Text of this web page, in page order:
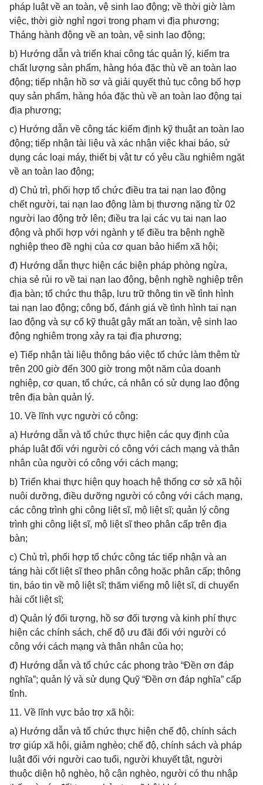
pháp luật về an toàn, vệ sinh lao động; về thời giờ làm
việc, thời giờ nghỉ ngơi trong phạm vi địa phương;
Tháng hành động về an toàn, vệ sinh lao động;
b) Hướng dẫn và triển khai công tác quản lý, kiểm tra
chất lượng sản phẩm, hàng hóa đặc thù về an toàn lao
động; tiếp nhận hồ sơ và giải quyết thủ tục công bố hợp
quy sản phẩm, hàng hóa đặc thù về an toàn lao động tại
địa phương;
c) Hướng dẫn về công tác kiểm định kỹ thuật an toàn lao
động; tiếp nhận tài liệu và xác nhận việc khai báo, sử
dụng các loại máy, thiết bị vật tư có yêu cầu nghiêm ngặt
về an toàn lao động;
d) Chủ trì, phối hợp tổ chức điều tra tai nạn lao động
chết người, tai nạn lao động làm bị thương nặng từ 02
người lao động trở lên; điều tra lại các vụ tai nạn lao
động và phối hợp với ngành y tế điều tra bệnh nghề
nghiệp theo đề nghị của cơ quan bảo hiểm xã hội;
đ) Hướng dẫn thực hiện các biện pháp phòng ngừa,
chia sẻ rủi ro về tai nạn lao động, bệnh nghề nghiệp trên
địa bàn; tổ chức thu thập, lưu trữ thông tin về tình hình
tai nạn lao động; công bố, đánh giá về tình hình tai nạn
lao động và sự cố kỹ thuật gây mất an toàn, vệ sinh lao
động nghiêm trọng xảy ra tại địa phương;
e) Tiếp nhận tài liệu thông báo việc tổ chức làm thêm từ
trên 200 giờ đến 300 giờ trong một năm của doanh
nghiệp, cơ quan, tổ chức, cá nhân có sử dụng lao động
trên địa bàn quản lý.
10. Về lĩnh vực người có công:
a) Hướng dẫn và tổ chức thực hiện các quy định của
pháp luật đối với người có công với cách mạng và thân
nhân của người có công với cách mạng;
b) Triển khai thực hiện quy hoạch hệ thống cơ sở xã hội
nuôi dưỡng, điều dưỡng người có công với cách mạng,
các công trình ghi công liệt sĩ, mộ liệt sĩ; quản lý công
trình ghi công liệt sĩ, mộ liệt sĩ theo phân cấp trên địa
bàn;
c) Chủ trì, phối hợp tổ chức công tác tiếp nhận và an
táng hài cốt liệt sĩ theo phân công hoặc phân cấp; thông
tin, báo tin về mộ liệt sĩ; thăm viếng mộ liệt sĩ, di chuyển
hài cốt liệt sĩ;
d) Quản lý đối tượng, hồ sơ đối tượng và kinh phí thực
hiện các chính sách, chế độ ưu đãi đối với người có
công với cách mạng và thân nhân của họ;
đ) Hướng dẫn và tổ chức các phong trào “Đền ơn đáp
nghĩa”; quản lý và sử dụng Quỹ “Đền ơn đáp nghĩa” cấp
tỉnh.
11. Về lĩnh vực bảo trợ xã hội:
a) Hướng dẫn và tổ chức thực hiện chế độ, chính sách
trợ giúp xã hội, giảm nghèo; chế độ, chính sách và pháp
luật đối với người cao tuổi, người khuyết tật, người
thuộc diện hộ nghèo, hộ cận nghèo, người có thu nhập